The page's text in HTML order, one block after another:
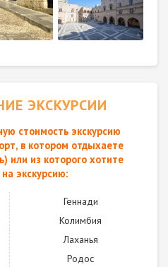
ЭКСКУРСИИ
стоимость экскурсию
в котором отдыхаете
или из которого хотите
экскурсию:
Геннади
Колимбия
Лаханья
Родос